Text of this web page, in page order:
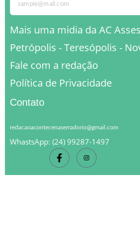
Mais uma midia da AC
Petrópolis - Teresópolis -
Fale com a redação
Política de Privacidade
Contato
redacaoacontecenaserradorio@gmail.com
WhastsApp: (24) 99287-1497